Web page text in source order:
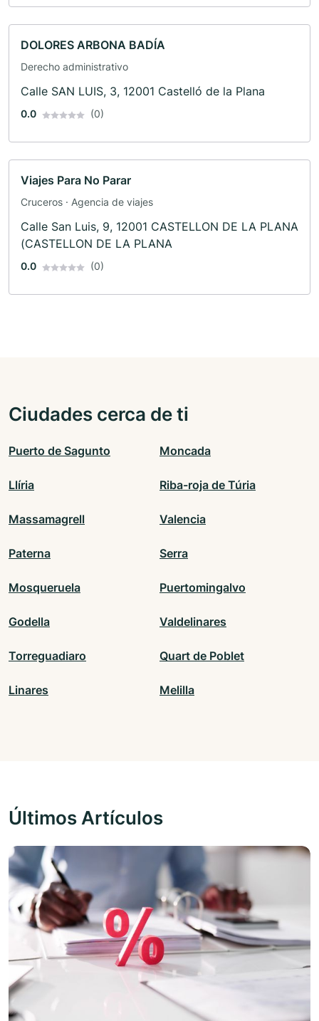
DOLORES ARBONA BADÍA
Derecho administrativo
Calle SAN LUIS, 3, 12001 Castelló de la Plana
0.0 (0)
Viajes Para No Parar
Cruceros · Agencia de viajes
Calle San Luis, 9, 12001 CASTELLON DE LA PLANA
(CASTELLON DE LA PLANA
0.0 (0)
Ciudades cerca de ti
Puerto de Sagunto Moncada
Llíria Riba-roja de Túria
Massamagrell Valencia
Paterna Serra
Mosqueruela Puertomingalvo
Godella Valdelinares
Torreguadiaro Quart de Poblet
Linares Melilla
Últimos Artículos